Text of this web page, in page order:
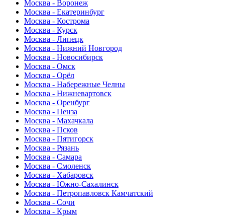
Москва - Воронеж
Москва - Екатеринбург
Москва - Кострома
Москва - Курск
Москва - Липецк
Москва - Нижний Новгород
Москва - Новосибирск
Москва - Омск
Москва - Орёл
Москва - Набережные Челны
Москва - Нижневартовск
Москва - Оренбург
Москва - Пенза
Москва - Махачкала
Москва - Псков
Москва - Пятигорск
Москва - Рязань
Москва - Самара
Москва - Смоленск
Москва - Хабаровск
Москва - Южно-Сахалинск
Москва - Петропавловск Камчатский
Москва - Сочи
Москва - Крым